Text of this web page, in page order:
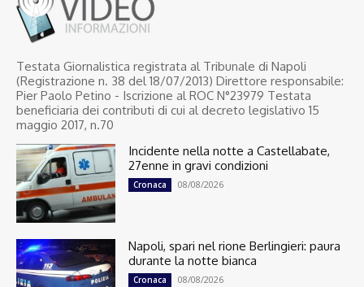
Testata Giornalistica registrata al Tribunale di Napoli
(Registrazione n. 38 del 18/07/2013) Direttore responsabile:
Pier Paolo Petino - Iscrizione al ROC N°23979 Testata
beneficiaria dei contributi di cui al decreto legislativo 15
maggio 2017, n.70
Incidente nella notte a Castellabate,
27enne in gravi condizioni
Cronaca 08/08/2026
Napoli, spari nel rione Berlingieri: paura
durante la notte bianca
Cronaca 08/08/2026